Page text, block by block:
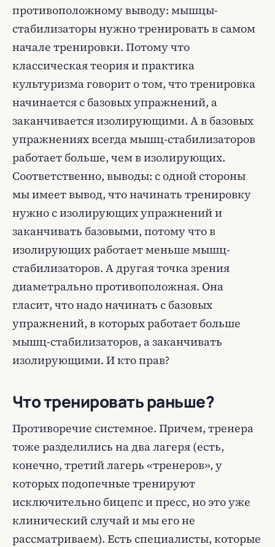
противоположному выводу: мышцы-
стабилизаторы нужно тренировать в самом
начале тренировки. Потому что
классическая теория и практика
культуризма говорит о том, что тренировка
начинается с базовых упражнений, а
заканчивается изолирующими. А в базовых
упражнениях всегда мышц-стабилизаторов
работает больше, чем в изолирующих.
Соответственно, выводы: с одной стороны
мы имеет вывод, что начинать тренировку
нужно с изолирующих упражнений и
заканчивать базовыми, потому что в
изолирующих работает меньше мышц-
стабилизаторов. А другая точка зрения
диаметрально противоположная. Она
гласит, что надо начинать с базовых
упражнений, в которых работает больше
мышц-стабилизаторов, а заканчивать
изолирующими. И кто прав?
Что тренировать раньше?
Противоречие системное. Причем, тренера
тоже разделились на два лагеря (есть,
конечно, третий лагерь «тренеров», у
которых подопечные тренируют
исключительно бицепс и пресс, но это уже
клинический случай и мы его не
рассматриваем). Есть специалисты, которые